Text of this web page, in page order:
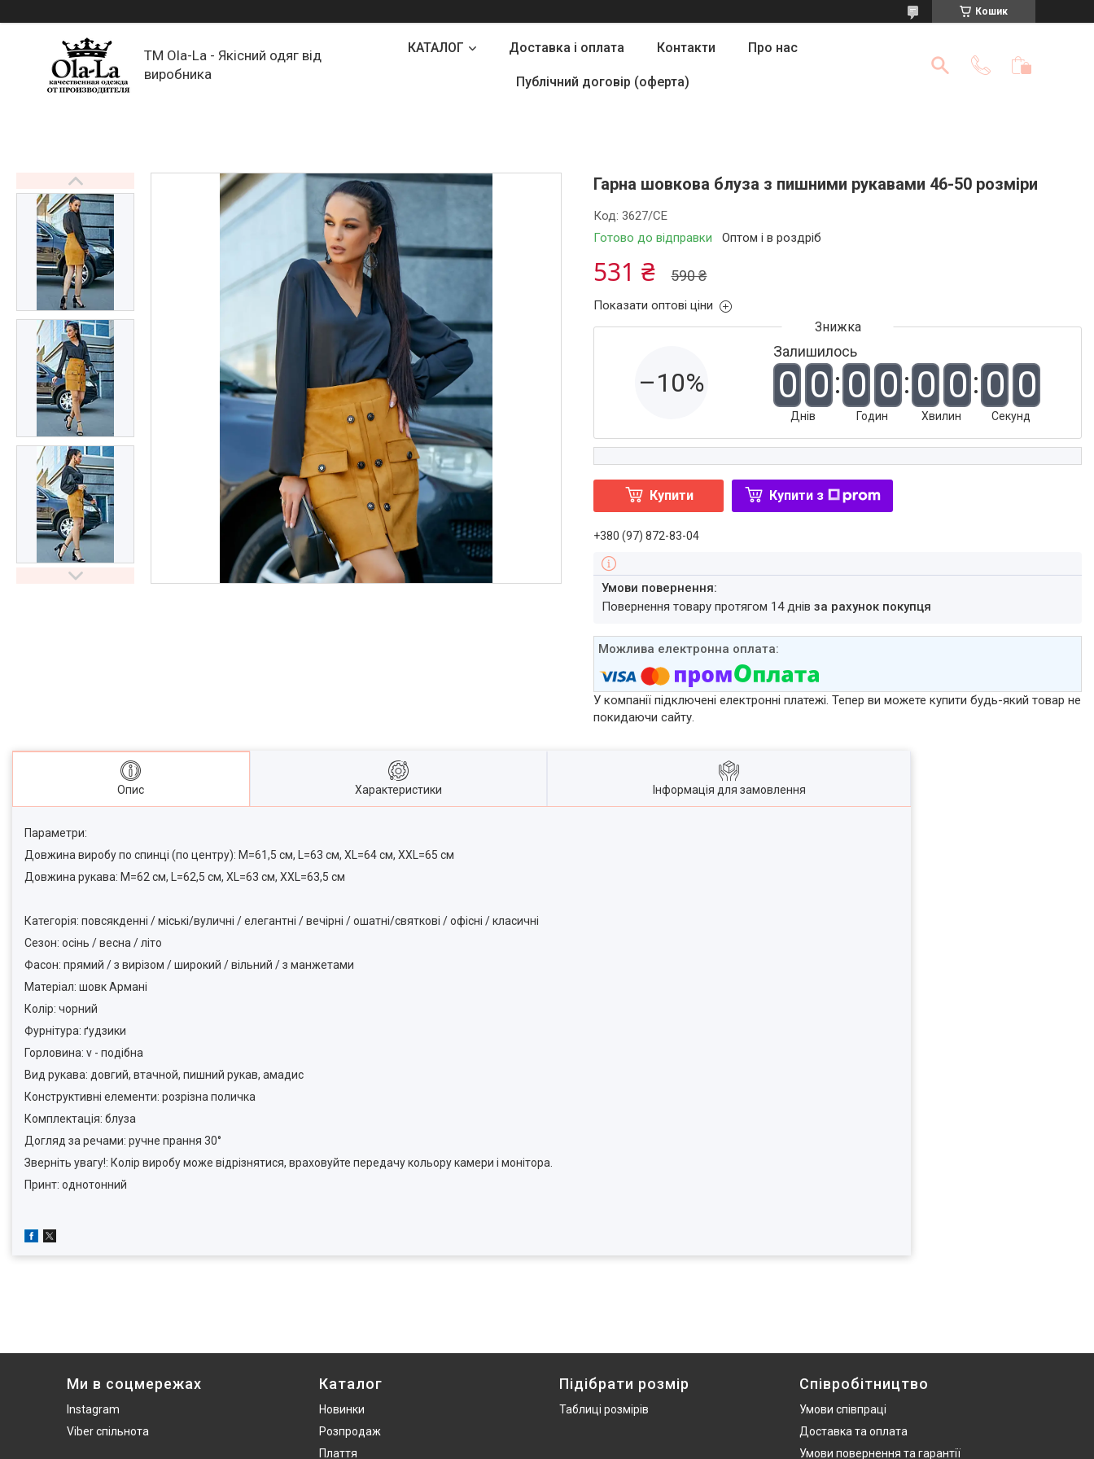
Кошик
TM Ola-La - Якісний одяг від
виробника
КАТАЛОГ Доставка і оплата Контакти Про нас
Публічний договір (оферта)
Гарна шовкова блуза з пишними рукавами 46-50 розміри
Готово до відправки Оптом і в роздріб
Код:3627/СЕ
590 ₴
531 ₴
Показати оптові ціни
–10%
Залишилось
0 0
Днів
0 0
Годин
0 0
Хвилин
0 0
Секунд
Купити Купити з
+380 (97) 872-83-04
повернення товару протягом 14 днівза рахунок покупця
У компанії підключені електронні платежі. Тепер ви можете купити будь-який товар не
покидаючи сайту.
Опис Характеристики Інформація для замовлення
Параметри:
Довжина виробу по спинці (по центру): M=61,5 см, L=63 см, XL=64 см, XXL=65 см
Довжина рукава: M=62 см, L=62,5 см, XL=63 см, XXL=63,5 см
Категорія: повсякденні / міські/вуличні / елегантні / вечірні / ошатні/святкові / офісні / класичні
Сезон: осінь / весна / літо
Фасон: прямий / з вирізом / широкий / вільний / з манжетами
Матеріал: шовк Армані
Колір: чорний
Фурнітура: ґудзики
Горловина: v - подібна
Вид рукава: довгий, втачной, пишний рукав, амадис
Конструктивні елементи: розрізна поличка
Комплектація: блуза
Догляд за речами: ручне прання 30°
Зверніть увагу!: Колір виробу може відрізнятися, враховуйте передачу кольору камери і монітора.
Принт: однотонний
Ми в соцмережах
Instagram
Viber спільнота
Каталог
Новинки
Розпродаж
Плаття
Підібрати розмір
Таблиці розмірів
Співробітництво
Умови співпраці
Доставка та оплата
Умови повернення та гарантії